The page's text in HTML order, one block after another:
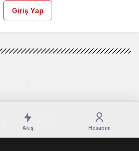
Giriş Yap
Akış Hesabım